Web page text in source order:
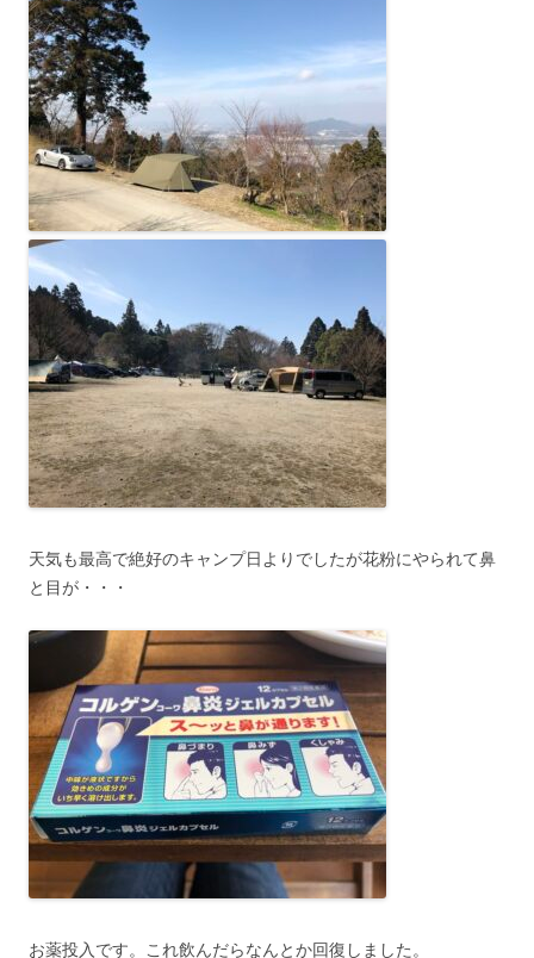
天気も最高で絶好のキャンプ日よりでしたが花粉にやられて鼻
と目が・・・
お薬投入です。これ飲んだらなんとか回復しました。